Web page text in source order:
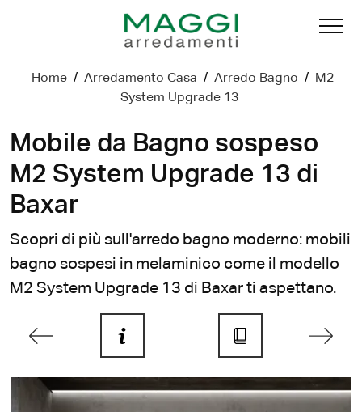
Home / Arredamento Casa / Arredo Bagno / M2
System Upgrade 13
Mobile da Bagno sospeso
M2 System Upgrade 13 di
Baxar
Scopri di più sull'arredo bagno moderno: mobili
bagno sospesi in melaminico come il modello
M2 System Upgrade 13 di Baxar ti aspettano.